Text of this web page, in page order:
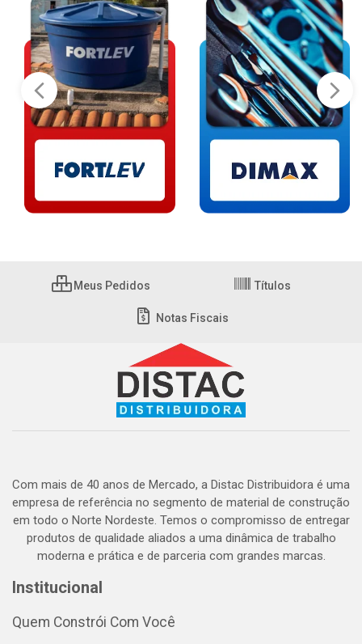
Meus Pedidos Títulos
Notas Fiscais
Com mais de 40 anos de Mercado, a Distac Distribuidora é uma
empresa de referência no segmento de material de construção
em todo o Norte Nordeste. Temos o compromisso de entregar
produtos de qualidade aliados a uma dinâmica de trabalho
moderna e prática e de parceria com grandes marcas.
Institucional
Quem Constrói Com Você